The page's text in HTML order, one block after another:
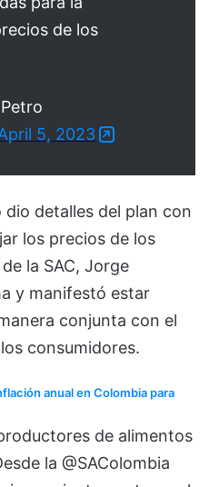
de los
5, 2023
detalles del plan con
los precios de los
la SAC, Jorge
y manifestó estar
conjunta con el
consumidores.
anual en Colombia para
de alimentos
la @SAColombia